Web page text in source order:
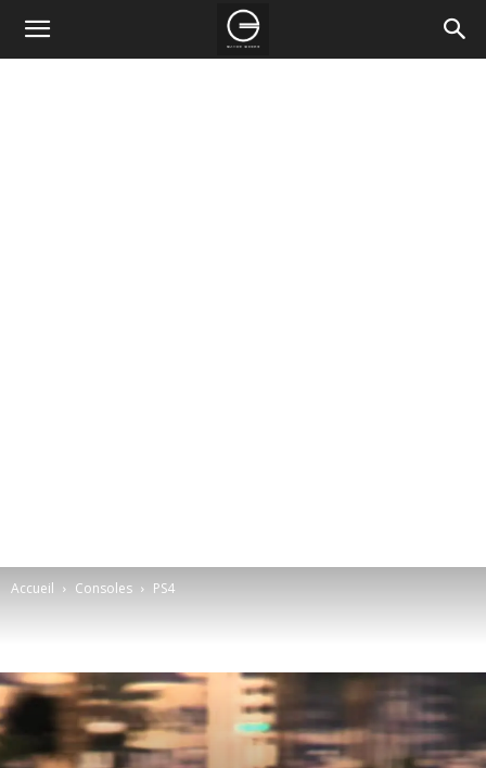
Accueil Consoles PS4